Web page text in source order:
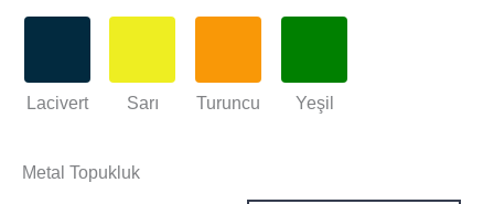
Lacivert Sarı Turuncu Yeşil
Metal Topukluk